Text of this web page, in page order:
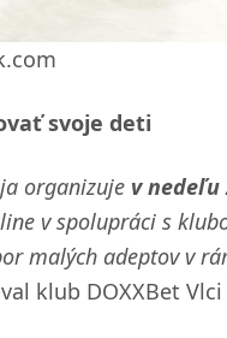
svoje deti
organizuje v nedeľu
v spolupráci s
malých adeptov v
klub DOXXBet